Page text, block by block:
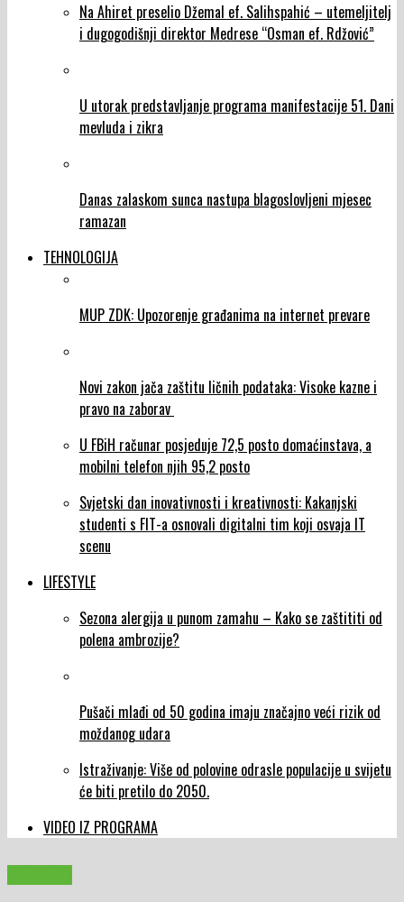
Na Ahiret preselio Džemal ef. Salihspahić – utemeljitelj
i dugogodišnji direktor Medrese “Osman ef. Rdžović”
U utorak predstavljanje programa manifestacije 51. Dani
mevluda i zikra
Danas zalaskom sunca nastupa blagoslovljeni mjesec
ramazan
TEHNOLOGIJA
MUP ZDK: Upozorenje građanima na internet prevare
Novi zakon jača zaštitu ličnih podataka: Visoke kazne i
pravo na zaborav
U FBiH računar posjeduje 72,5 posto domaćinstava, a
mobilni telefon njih 95,2 posto
Svjetski dan inovativnosti i kreativnosti: Kakanjski
studenti s FIT-a osnovali digitalni tim koji osvaja IT
scenu
LIFESTYLE
Sezona alergija u punom zamahu – Kako se zaštititi od
polena ambrozije?
Pušači mlađi od 50 godina imaju značajno veći rizik od
moždanog udara
Istraživanje: Više od polovine odrasle populacije u svijetu
će biti pretilo do 2050.
VIDEO IZ PROGRAMA